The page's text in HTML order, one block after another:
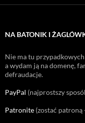
NA BATONIK I
Nie ma tu
a wydam ją na domenę,
defraudacje.
PayPal (najprostszy
Patronite (zostać